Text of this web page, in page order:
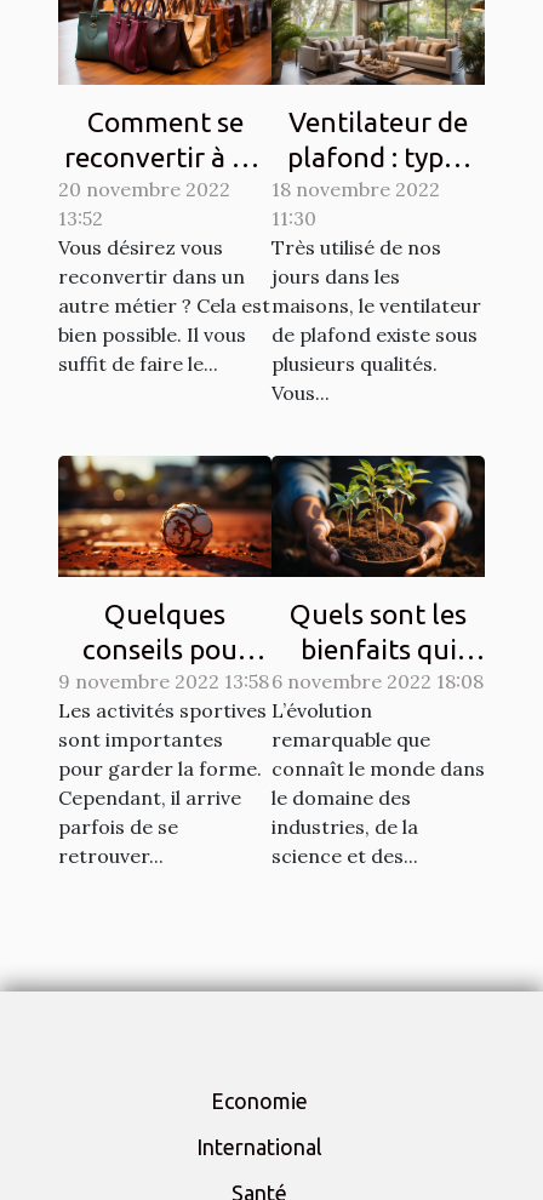
Comment se
reconvertir à un
autre métier ?
20 novembre 2022
13:52
Vous désirez vous
reconvertir dans un
autre métier ? Cela est
bien possible. Il vous
suffit de faire le...
Ventilateur de
plafond : types
et qualités
18 novembre 2022
11:30
Très utilisé de nos
jours dans les
maisons, le ventilateur
de plafond existe sous
plusieurs qualités.
Vous...
Quelques
conseils pour
lutter contre les
courbatures
engendrées par
le sport
9 novembre 2022 13:58
Les activités sportives
sont importantes
pour garder la forme.
Cependant, il arrive
parfois de se
retrouver...
Quels sont les
bienfaits qui
résultent de
l'entretien de
l'environnement
au quotidien?
6 novembre 2022 18:08
L’évolution
remarquable que
connaît le monde dans
le domaine des
industries, de la
science et des...
Economie
International
Santé